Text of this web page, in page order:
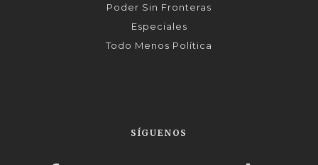
Poder Sin Fronteras
Especiales
Todo Menos Política
SÍGUENOS